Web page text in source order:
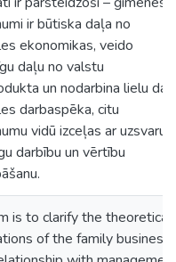
ir būtiska daļa no
ekonomikas, veido
daļu no valstu
un nodarbina lielu
darbaspēka, citu
vidū izceļas ar uzsvaru
darbību un vērtību
is to clarify the theoretical
of the family business,